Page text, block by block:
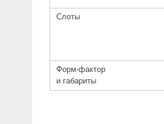
Слоты
Форм-фактор
и габариты